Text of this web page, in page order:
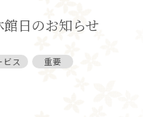
館日のお知らせ
ス 重要